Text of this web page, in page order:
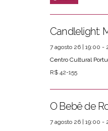
7 agosto 26 | 19:00 -
Centro Cultural
R$ 42-155
O Bebê de
7 agosto 26 | 19:00 -